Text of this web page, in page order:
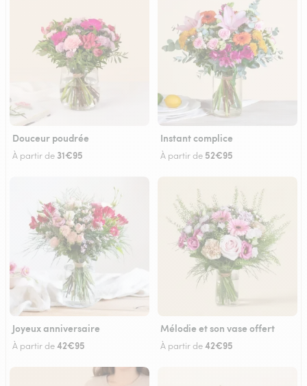
Douceur poudrée
À partir de 31€95
Instant complice
À partir de 52€95
Joyeux anniversaire
À partir de42€95
Mélodie et son vase offert
À partir de42€95